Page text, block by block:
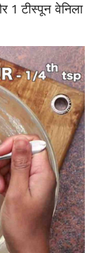
1 टीस्पून वेनिला